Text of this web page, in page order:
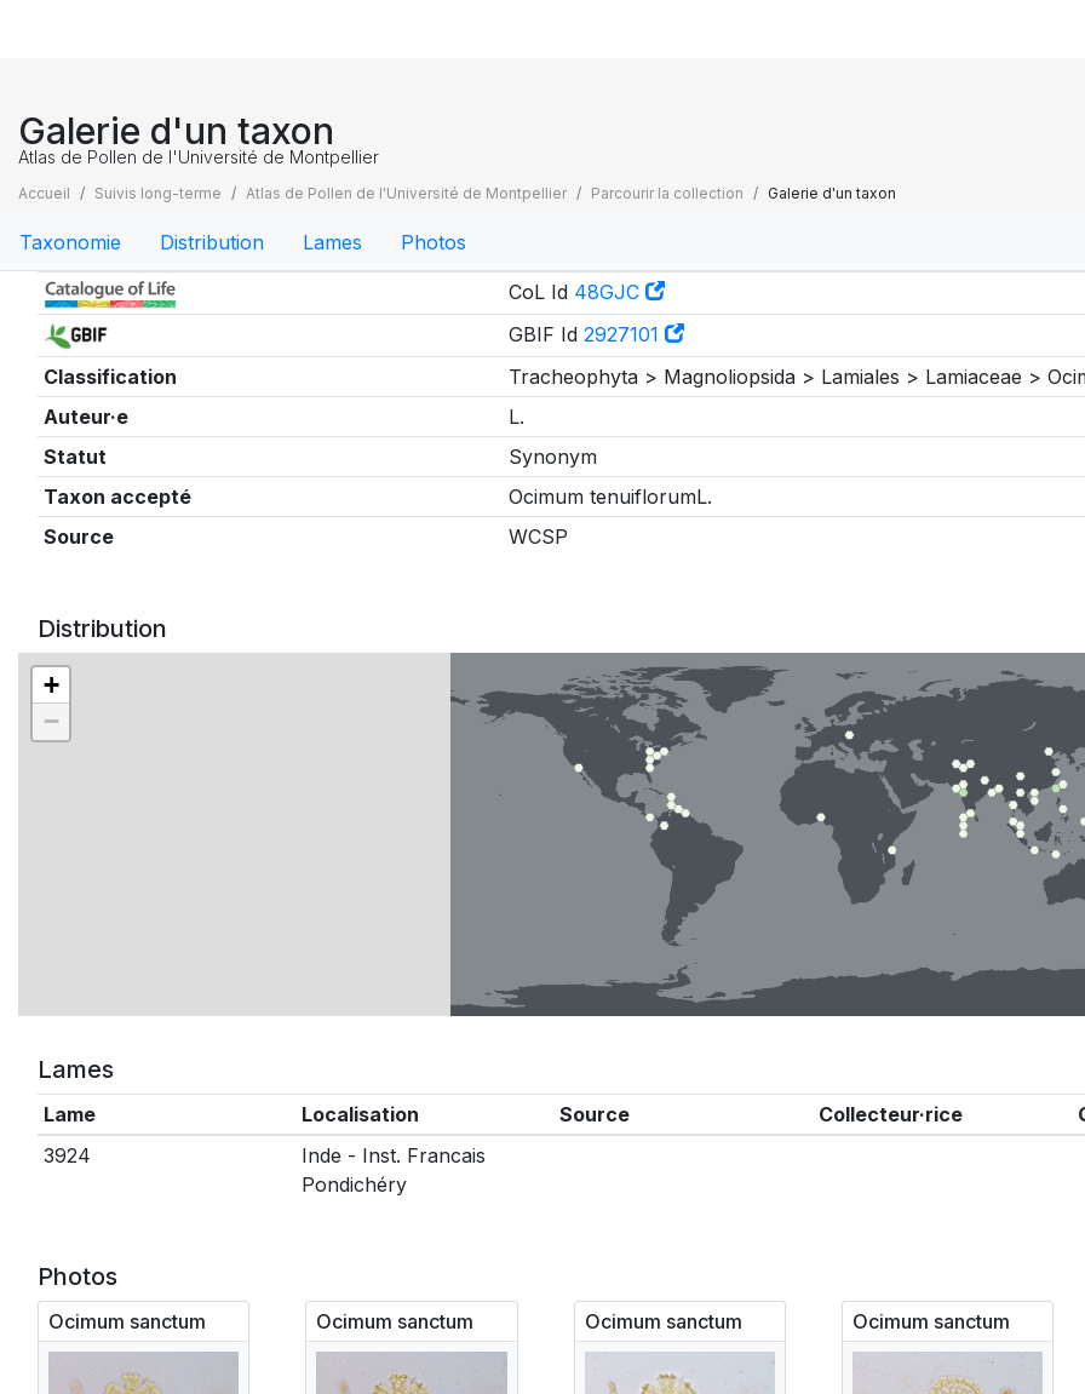
Galerie d'un taxon
Atlas de Pollen de l'Université de Montpellier
Accueil Suivis long-terme Atlas de Pollen de l'Université de Montpellier Parcourir la collection Galerie d'un taxon
Taxonomie Distribution Lames Photos
Taxonomie
CoL Id 48GJC
GBIF Id 2927101
Classification
Tracheophyta > Magnoliopsida > Lamiales > Lamiaceae >
Auteur·e
L.
Statut
Synonym
Taxon accepté
Ocimum tenuiflorumL.
Source
WCSP
Distribution
+
−
Lames
Lame Localisation Source Collecteur·rice
3924
Inde - Inst. Francais
Pondichéry
Photos
Ocimum sanctum Ocimum sanctum Ocimum sanctum Ocimum sanctum